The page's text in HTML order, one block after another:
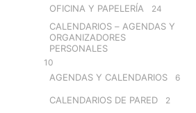
OFICINA Y PAPELERÍA 24
CALENDARIOS – AGENDAS Y
ORGANIZADORES
PERSONALES
10
AGENDAS Y CALENDARIOS 6
CALENDARIOS DE PARED 2